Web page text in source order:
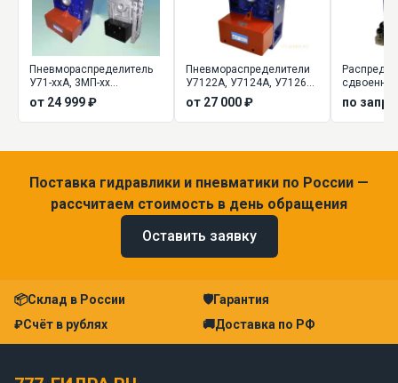
Пневмораспределитель
У71-xxА, 3МП-xx
трехлинейный
сдвоенный
от 24 999 ₽
Пневмораспределители
У7122А, У7124А, У7126А
сдвоенные
от 27 000 ₽ по
Поставка гидравлики и пневматики по России —
рассчитаем стоимость в день обращения
Оставить заявку
📦Склад в России 🛡Гарантия
₽Счёт в рублях 🚚Доставка по РФ